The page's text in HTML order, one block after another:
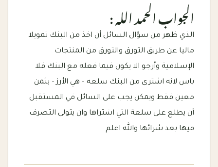
الجواب الحمد الله :
الذي ظهر من سؤال السائل أن اخذ من البنك تمويلا
ماليا عن طريق التورق والتورق من المنتجات
الإسلامية وأرجو الا يكون فيما فعله مع البنك فلا
باس لانه اشترى من البنك سلعه – هي الأرز – بثمن
معين فقط ويمكن يجب على السائل في المستقبل
أن يطلع على سلعة التي اشتراها وان يتولى التصرف
فيها بعد شرائها والله اعلم